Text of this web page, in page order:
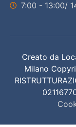
7:00 - 13:00/
Creato da
Milano